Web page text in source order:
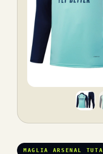
MAGLIA ARSENAL TUTA